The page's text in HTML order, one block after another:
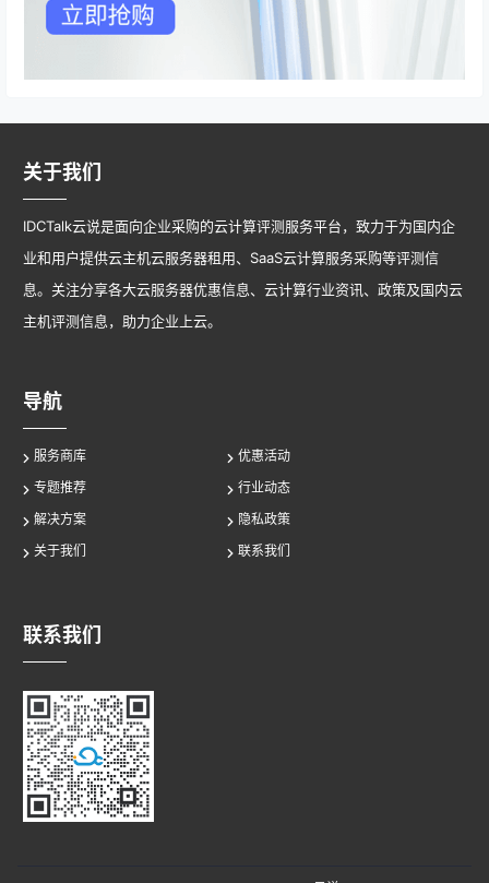
关于我们
IDCTalk云说是面向企业采购的云计算评测服务平台，致力于为国内企
业和用户提供云主机云服务器租用、SaaS云计算服务采购等评测信
息。关注分享各大云服务器优惠信息、云计算行业资讯、政策及国内云
主机评测信息，助力企业上云。
导航
服务商库
优惠活动
专题推荐
行业动态
解决方案
隐私政策
关于我们
联系我们
联系我们